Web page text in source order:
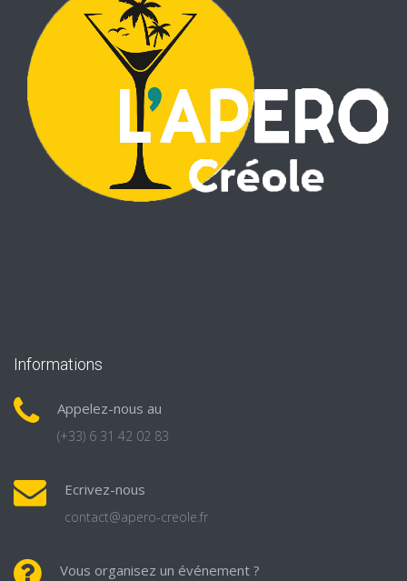
Informations
Appelez-nous au
(+33) 6 31 42 02 83
Ecrivez-nous
contact@apero-creole.fr
Vous organisez un événement ?